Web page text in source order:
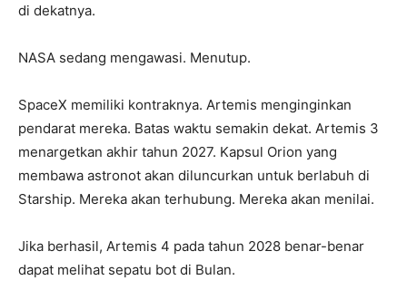
di dekatnya.
NASA sedang mengawasi. Menutup.
SpaceX memiliki kontraknya. Artemis menginginkan
pendarat mereka. Batas waktu semakin dekat. Artemis 3
menargetkan akhir tahun 2027. Kapsul Orion yang
membawa astronot akan diluncurkan untuk berlabuh di
Starship. Mereka akan terhubung. Mereka akan menilai.
Jika berhasil, Artemis 4 pada tahun 2028 benar-benar
dapat melihat sepatu bot di Bulan.